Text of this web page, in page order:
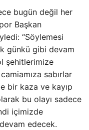
bugün değil her
Başkan
“Söylemesi
günkü gibi devam
şehitlerimize
sabırlar
bir kaza ve kayıp
bu olayı sadece
içimizde
edecek.